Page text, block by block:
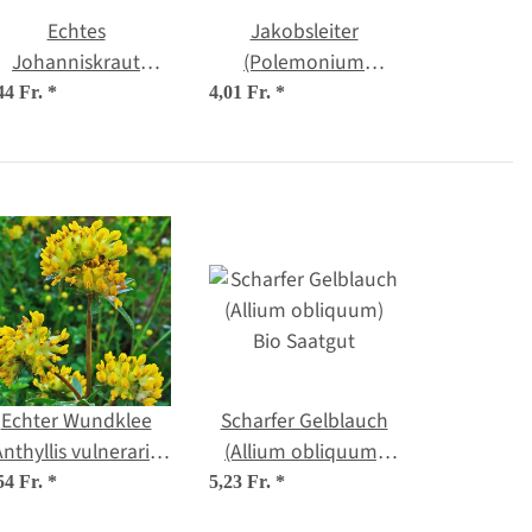
Echtes
Johanniskraut
(Hypericum
Saatgut
Fr. *
Jakobsleiter
(Polemonium
caerulum) Bio
4,01 Fr. *
Echter Wundklee
vulneraria)
Bio Saatgut
Fr. *
Scharfer Gelblauch
(Allium obliquum)
Bio Saatgut
5,23 Fr. *